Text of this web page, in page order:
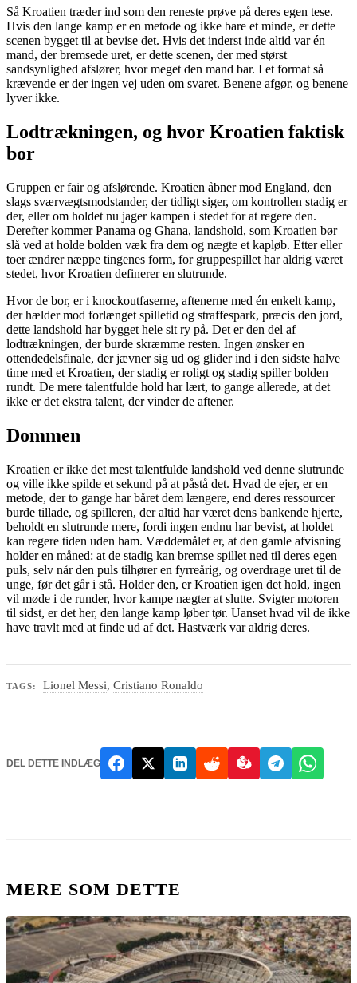
Så Kroatien træder ind som den reneste prøve på deres egen tese.
Hvis den lange kamp er en metode og ikke bare et minde, er dette
scenen bygget til at bevise det. Hvis det inderst inde altid var én
mand, der bremsede uret, er dette scenen, der med størst
sandsynlighed afslører, hvor meget den mand bar. I et format så
krævende er der ingen vej uden om svaret. Benene afgør, og benene
lyver ikke.
Lodtrækningen, og hvor Kroatien faktisk
bor
Gruppen er fair og afslørende. Kroatien åbner mod England, den
slags sværvægtsmodstander, der tidligt siger, om kontrollen stadig er
der, eller om holdet nu jager kampen i stedet for at regere den.
Derefter kommer Panama og Ghana, landshold, som Kroatien bør
slå ved at holde bolden væk fra dem og nægte et kapløb. Etter eller
toer ændrer næppe tingenes form, for gruppespillet har aldrig været
stedet, hvor Kroatien definerer en slutrunde.
Hvor de bor, er i knockoutfaserne, aftenerne med én enkelt kamp,
der hælder mod forlænget spilletid og straffespark, præcis den jord,
dette landshold har bygget hele sit ry på. Det er den del af
lodtrækningen, der burde skræmme resten. Ingen ønsker en
ottendedelsfinale, der jævner sig ud og glider ind i den sidste halve
time med et Kroatien, der stadig er roligt og stadig spiller bolden
rundt. De mere talentfulde hold har lært, to gange allerede, at det
ikke er det ekstra talent, der vinder de aftener.
Dommen
Kroatien er ikke det mest talentfulde landshold ved denne slutrunde
og ville ikke spilde et sekund på at påstå det. Hvad de ejer, er en
metode, der to gange har båret dem længere, end deres ressourcer
burde tillade, og spilleren, der altid har været dens bankende hjerte,
beholdt en slutrunde mere, fordi ingen endnu har bevist, at holdet
kan regere tiden uden ham. Væddemålet er, at den gamle afvisning
holder en måned: at de stadig kan bremse spillet ned til deres egen
puls, selv når den puls tilhører en fyrreårig, og overdrage uret til de
unge, før det går i stå. Holder den, er Kroatien igen det hold, ingen
vil møde i de runder, hvor kampe nægter at slutte. Svigter motoren
til sidst, er det her, den lange kamp løber tør. Uanset hvad vil de ikke
have travlt med at finde ud af det. Hastværk var aldrig deres.
TAGS: Lionel Messi,Cristiano Ronaldo
DEL DETTE INDLÆG
MERE SOM DETTE